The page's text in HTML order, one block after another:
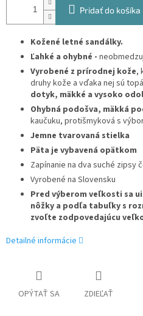
Pridať do košíka
Kožené letné sandálky.
Ľahké a ohybné -
Vyrobené z prírodnej kože,
druhy kože a vďaka nej sú
dotyk, mäkké a vysoko
Ohybná podošva, mäkká
kaučuku, protišmyková s
Jemne tvarovaná stielka
Päta je vybavená opätkom
Zapínanie na dva suché zipsy
Vyrobené na Slovensku
Pred výberom veľkosti sa
nôžky a podľa tabuľky s
zvoľte zodpovedajúcu
Detailné informácie
OPÝTAŤ SA ZDIEĽAŤ